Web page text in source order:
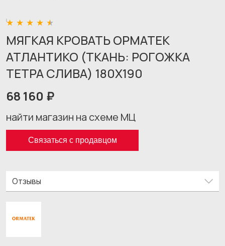
МЯГКАЯ КРОВАТЬ ОРМАТЕК
АТЛАНТИКО (ТКАНЬ: РОГОЖКА
ТЕТРА СЛИВА) 180X190
68 160 ₽
найти магазин на схеме МЦ
Связаться с продавцом
Отзывы